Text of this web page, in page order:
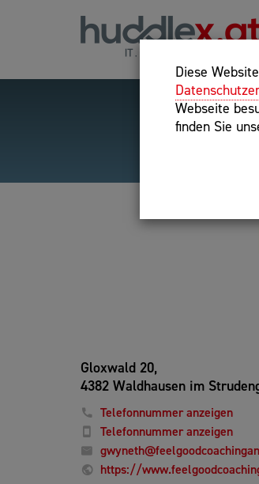
Diese
Webseite
finden Sie
Gloxwald 20,
4382 Waldhausen im
Telefonnummer anzeigen
Telefonnummer anzeigen
https://